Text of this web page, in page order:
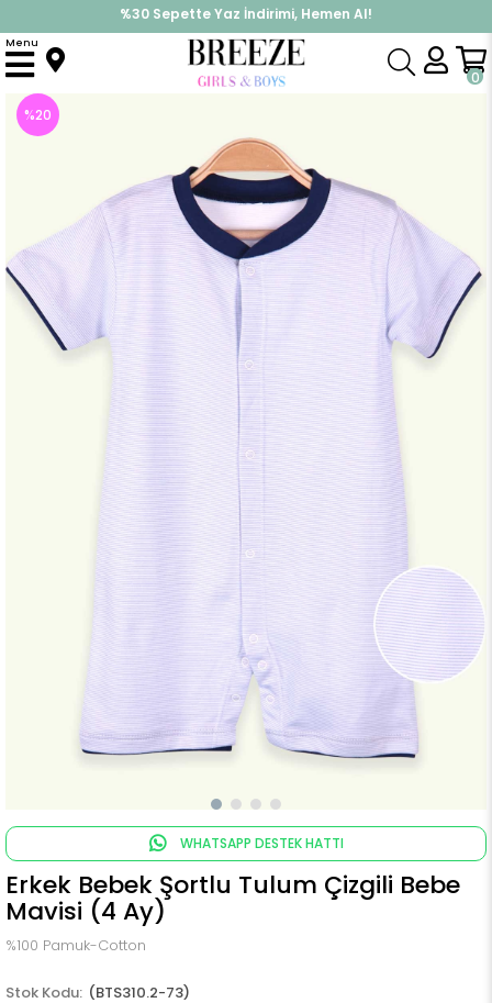
%30 Sepette Yaz İndirimi, Hemen Al!
İndirimlere ek %10 İndirimi Kap, Hemen Üye Ol!
0
Menu
Anasayfa Tulum
%20
WHATSAPP DESTEK HATTI
Erkek Bebek Şortlu Tulum Çizgili Bebe
Mavisi (4 Ay)
%100 Pamuk-Cotton
(BTS310.2-73)